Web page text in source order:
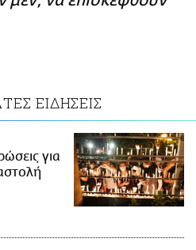
ΕΙΔΗΣΕΙΣ
για